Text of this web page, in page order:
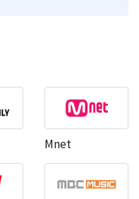
Mnet